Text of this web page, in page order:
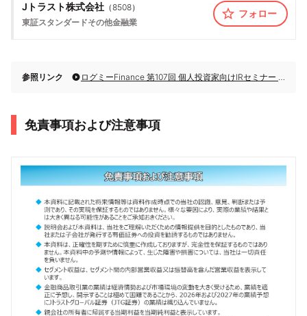
Jトラスト株式会社 （8508）
東証スタンダードその他金融業
フォロー
参照リンク ログミーFinance 第107回 個人投資家向けIRセミナー 第1部・Jトラスト株式会社
免責事項および注意事項